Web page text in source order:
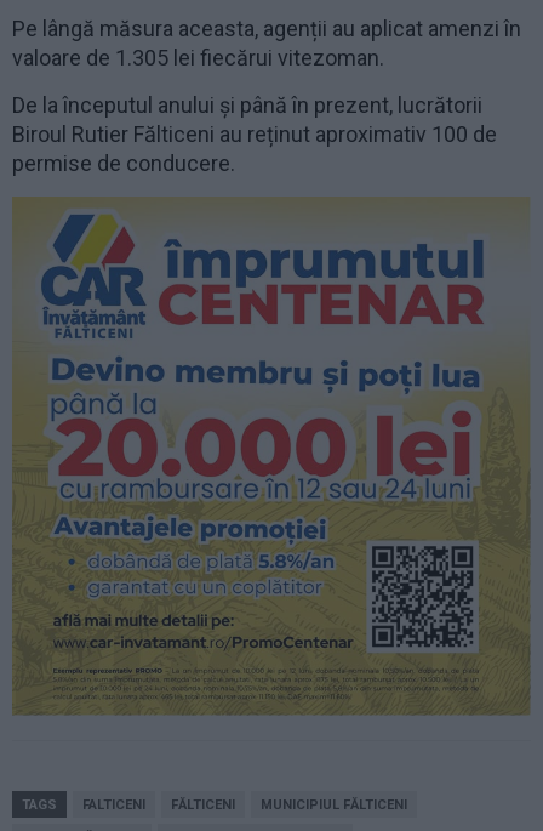
Pe lângă măsura aceasta, agenții au aplicat amenzi în
valoare de 1.305 lei fiecărui vitezoman.
De la începutul anului și până în prezent, lucrătorii
Biroul Rutier Fălticeni au reținut aproximativ 100 de
permise de conducere.
TAGS FALTICENI FĂLTICENI MUNICIPIUL FĂLTICENI